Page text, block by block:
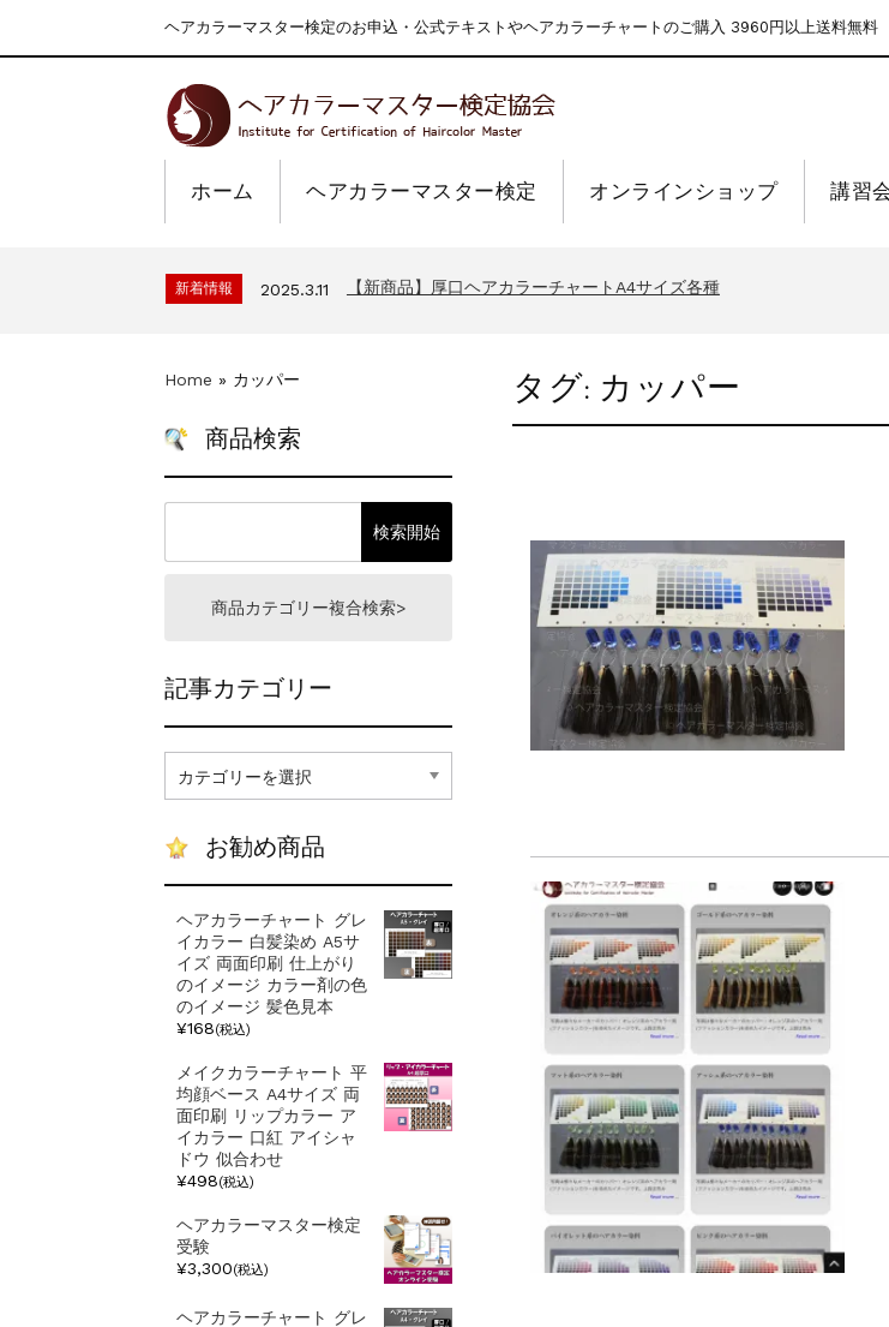
ヘアカラーマスター検定のお申込・公式テキストやヘアカラーチャートのご購入 3960円以上送料無料
ホーム ヘアカラーマスター検定 オンラインショップ 講習
2024.4.9 一部ヘアカラーチャートのお値引きを行います
新着情報 2025.3.11 【新商品】厚口ヘアカラーチャートA4サイズ各種
新着情報 2024.4.9 一部ヘアカラーチャートのお値引きを行います
新着情報 2025.3.11
新着情報 2024.7.2 9月24日頃よりオンラインショップの送料の改定を行います
一部ヘアカラーチャートのお値引きを行います
タグ:カッパー
Home » カッパー
商品検索
商品カテゴリー複合検索>
記事カテゴリー
事
カ
ゴ
ー
お勧め商品
ヘアカラーチャート グレ
イカラー 白髪染め A5サ
イズ 両面印刷 仕上がり
のイメージ カラー剤の色
のイメージ 髪色見本
¥168(税込)
メイクカラーチャート 平
均顔ベース A4サイズ 両
面印刷 リップカラー ア
イカラー 口紅 アイシャ
ドウ 似合わせ
¥498(税込)
ヘアカラーマスター検定
受験
¥3,300(税込)
ヘアカラーチャート グレ